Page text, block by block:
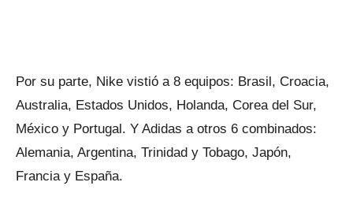
Por su parte, Nike vistió a 8 equipos: Brasil, Croacia,
Australia, Estados Unidos, Holanda, Corea del Sur,
México y Portugal. Y Adidas a otros 6 combinados:
Alemania, Argentina, Trinidad y Tobago, Japón,
Francia y España.